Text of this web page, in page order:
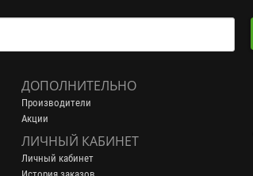
ДОПОЛНИТЕЛЬНО
Производители
Акции
ЛИЧНЫЙ КАБИНЕТ
Личный кабинет